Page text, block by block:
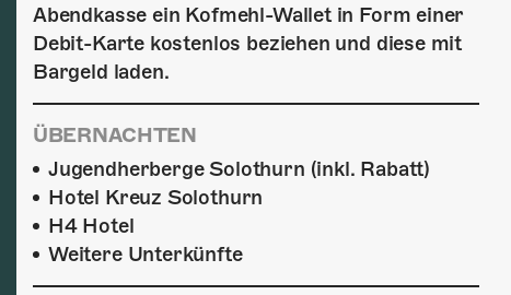
Abendkasse ein Kofmehl-Wallet in Form einer
Debit-Karte kostenlos beziehen und diese mit
Bargeld laden.
ÜBERNACHTEN
Jugendherberge Solothurn (inkl. Rabatt)
Hotel Kreuz Solothurn
H4 Hotel
Weitere Unterkünfte